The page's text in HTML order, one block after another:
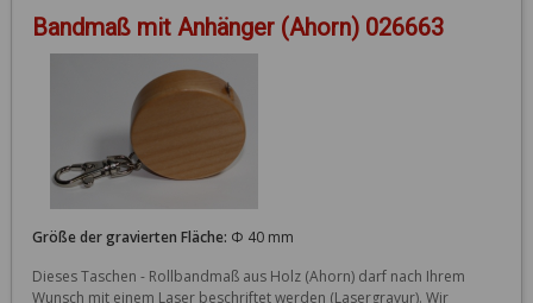
Bandmaß mit Anhänger (Ahorn) 026663
Größe der gravierten Fläche: Φ 40 mm
Dieses Taschen - Rollbandmaß aus Holz (Ahorn) darf nach Ihrem
Wunsch mit einem Laser beschriftet werden (Lasergravur). Wir